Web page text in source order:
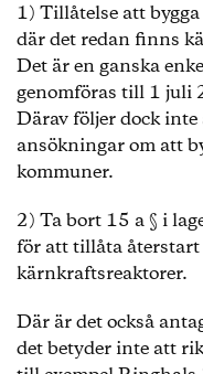
1) Tillåtelse att
där det redan finns
Det är en ganska
genomföras till 1 juli
Därav följer dock
ansökningar om att
kommuner.
2) Ta bort 15 a § i
för att tillåta återstart
kärnkraftsreaktorer.
Där är det också
det betyder inte att